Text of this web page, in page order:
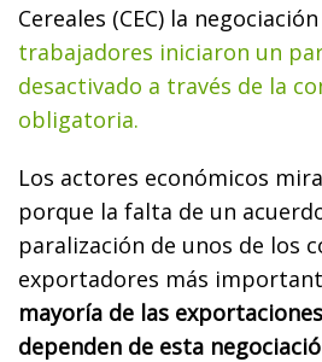
Cereales (CEC) la
trabajadores iniciaron un
desactivado a través de la
obligatoria.
Los actores económicos
porque la falta de un
paralización de unos de los
exportadores más
mayoría de las
dependen de esta